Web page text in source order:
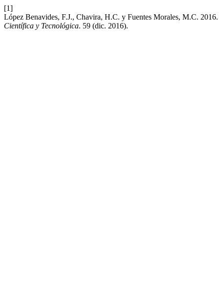
[1]
López Benavides, F.J., Chavira, H.C. y Fuentes Morales, M.C.
Científica y Tecnológica. 59 (dic. 2016).